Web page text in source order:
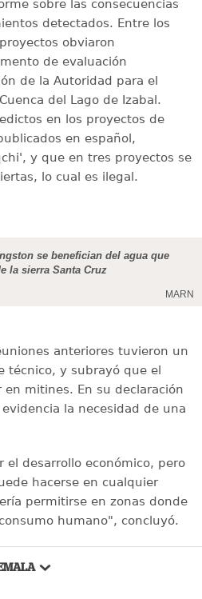
sobre las consecuencias
detectados. Entre los
obviaron
de evaluación
de la Autoridad para el
del Lago de Izabal.
en los proyectos de
en español,
y que en tres proyectos se
lo cual es ilegal.
se benefician del agua que
la sierra Santa Cruz
MARN
anteriores tuvieron un
técnico, y subrayó que el
en mitines. En su declaración
la necesidad de una
el desarrollo económico, pero
hacerse en cualquier
permitirse en zonas donde
humano", concluyó.